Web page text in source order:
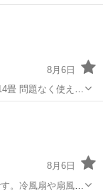
8月6日
畳 問題なく使えま
円値引きします
8月6日
。冷風扇や扇風機